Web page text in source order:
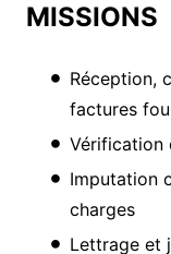
MISSIONS
Réception,
factures
Vérification
Imputation
charges
Lettrage et